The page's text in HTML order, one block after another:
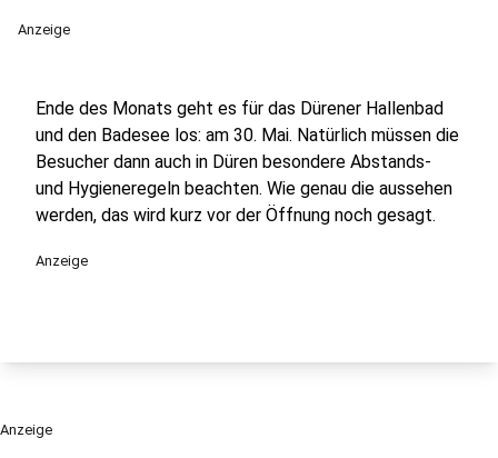
Anzeige
Ende des Monats geht es für das Dürener Hallenbad
und den Badesee los: am 30. Mai. Natürlich müssen die
Besucher dann auch in Düren besondere Abstands-
und Hygieneregeln beachten. Wie genau die aussehen
werden, das wird kurz vor der Öffnung noch gesagt.
Anzeige
Anzeige